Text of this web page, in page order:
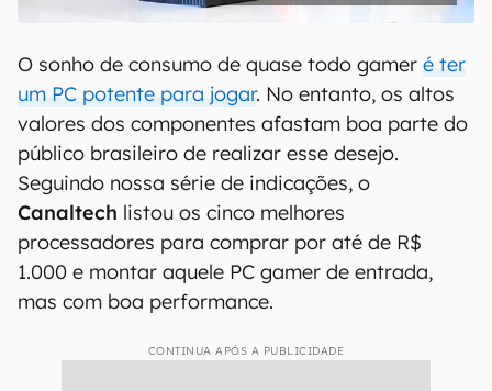
O sonho de consumo de quase todo gamer é ter
um PC potente para jogar. No entanto, os altos
valores dos componentes afastam boa parte do
público brasileiro de realizar esse desejo.
Seguindo nossa série de indicações, o
Canaltech listou os cinco melhores
processadores para comprar por até de R$
1.000 e montar aquele PC gamer de entrada,
mas com boa performance.
CONTINUA APÓS A PUBLICIDADE